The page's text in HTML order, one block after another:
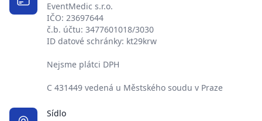
EventMedic s.r.o.
IČO: 23697644
č.b. účtu: 3477601018/3030
ID datové schránky: kt29krw
Nejsme plátci DPH
C 431449 vedená u Městského soudu v Praze
Sídlo